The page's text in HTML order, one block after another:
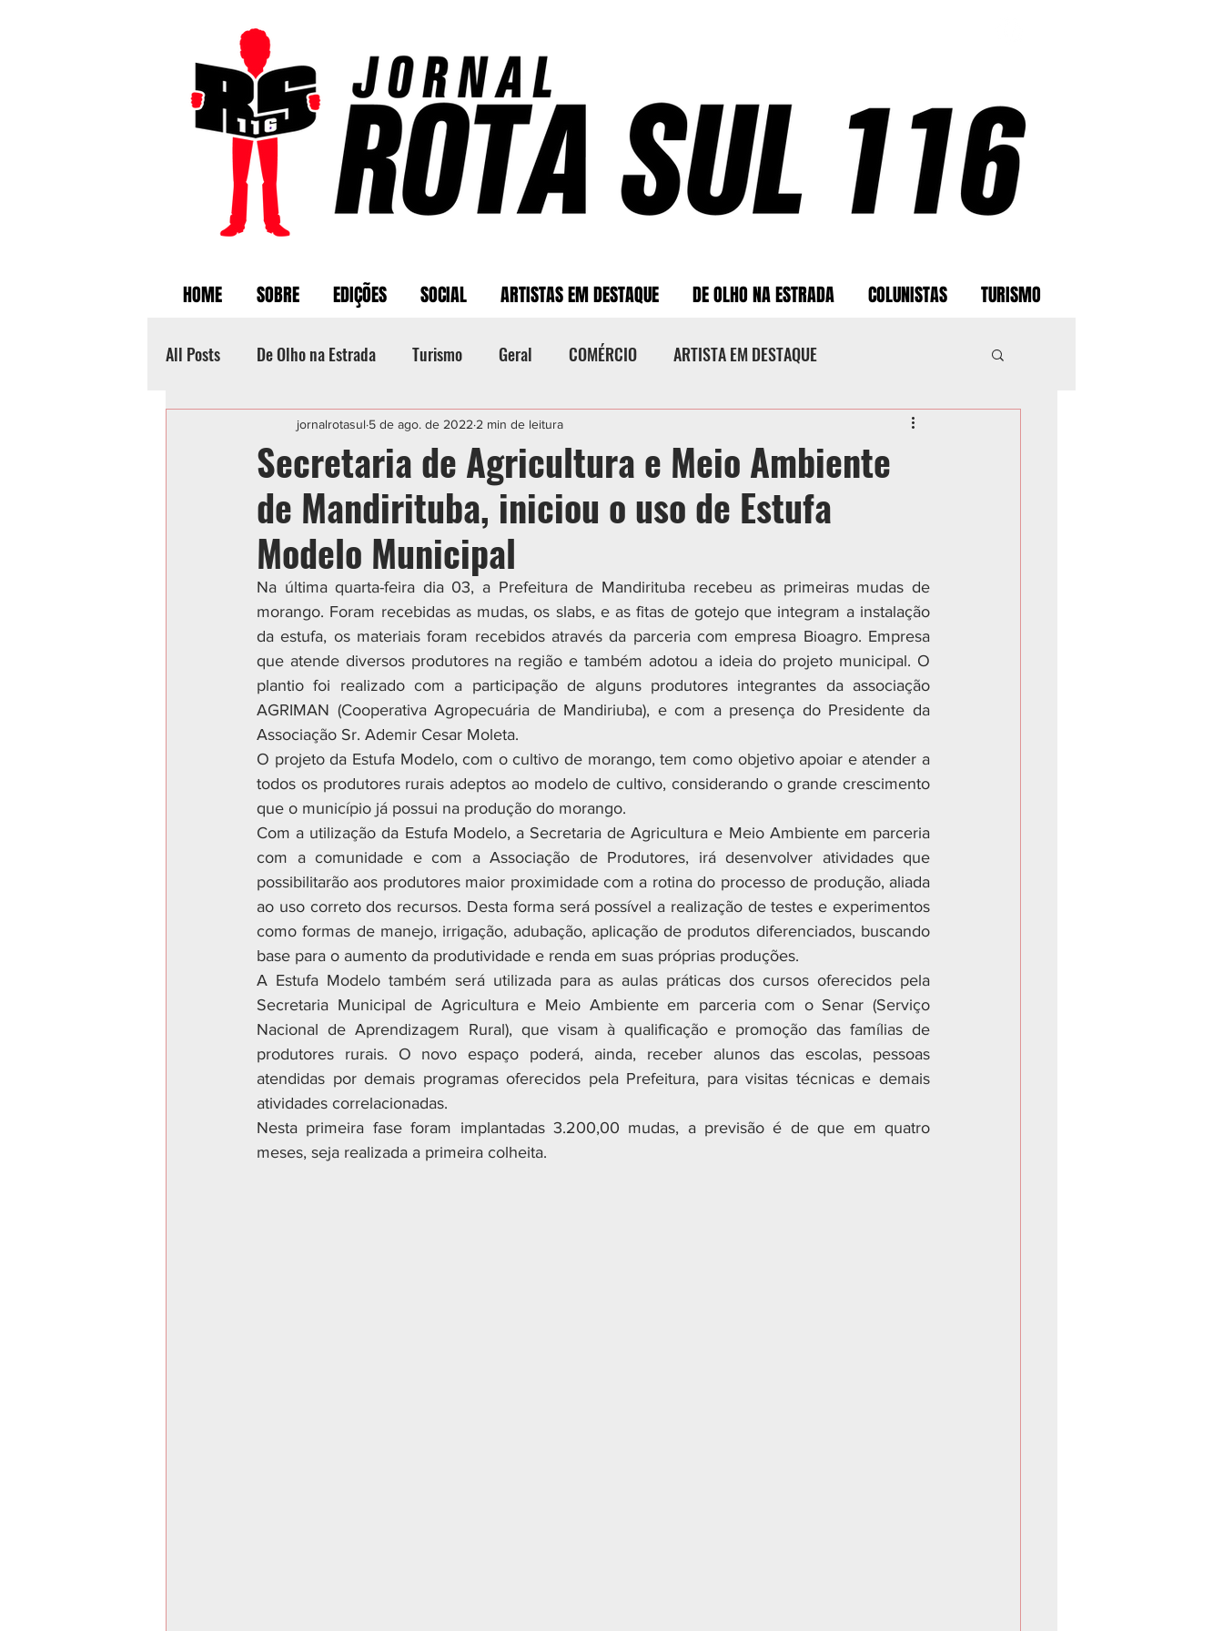
HOME SOBRE EDIÇÕES SOCIAL ARTISTAS EM DESTAQUE DE OLHO NA ESTRADA COLUNISTAS TURISMO
All Posts De Olho na Estrada Turismo Geral COMÉRCIO ARTISTA EM DESTAQUE
Categoria sem título POLICIAL ESPORTE CIDADES
Secretaria de Agricultura e Meio Ambiente
de Mandirituba, iniciou o uso de Estufa
Modelo Municipal
jornalrotasul 5 de ago. de 2022 2 min de leitura
Na última quarta-feira dia 03, a Prefeitura de Mandirituba recebeu as primeiras mudas de
morango. Foram recebidas as mudas, os slabs, e as fitas de gotejo que integram a instalação
da estufa, os materiais foram recebidos através da parceria com empresa Bioagro. Empresa
que atende diversos produtores na região e também adotou a ideia do projeto municipal. O
plantio foi realizado com a participação de alguns produtores integrantes da associação
AGRIMAN (Cooperativa Agropecuária de Mandiriuba), e com a presença do Presidente da
Associação Sr. Ademir Cesar Moleta.
O projeto da Estufa Modelo, com o cultivo de morango, tem como objetivo apoiar e atender a
todos os produtores rurais adeptos ao modelo de cultivo, considerando o grande crescimento
que o município já possui na produção do morango.
Com a utilização da Estufa Modelo, a Secretaria de Agricultura e Meio Ambiente em parceria
com a comunidade e com a Associação de Produtores, irá desenvolver atividades que
possibilitarão aos produtores maior proximidade com a rotina do processo de produção, aliada
ao uso correto dos recursos. Desta forma será possível a realização de testes e experimentos
como formas de manejo, irrigação, adubação, aplicação de produtos diferenciados, buscando
base para o aumento da produtividade e renda em suas próprias produções.
A Estufa Modelo também será utilizada para as aulas práticas dos cursos oferecidos pela
Secretaria Municipal de Agricultura e Meio Ambiente em parceria com o Senar (Serviço
Nacional de Aprendizagem Rural), que visam à qualificação e promoção das famílias de
produtores rurais. O novo espaço poderá, ainda, receber alunos das escolas, pessoas
atendidas por demais programas oferecidos pela Prefeitura, para visitas técnicas e demais
atividades correlacionadas.
Nesta primeira fase foram implantadas 3.200,00 mudas, a previsão é de que em quatro
meses, seja realizada a primeira colheita.